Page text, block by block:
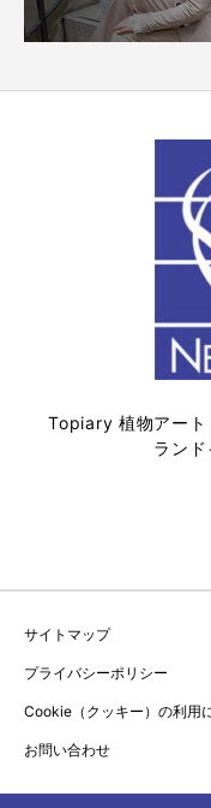
Topiary 植物アート
ランド
サイトマップ
プライバシーポリシー
Cookie（クッキー）の利用
お問い合わせ